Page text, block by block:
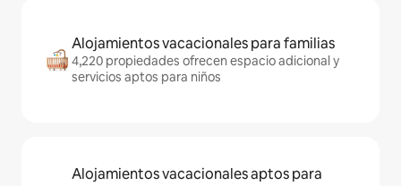
Alojamientos vacacionales para familias
4,220 propiedades ofrecen espacio adicional y
servicios aptos para niños
Alojamientos vacacionales aptos para